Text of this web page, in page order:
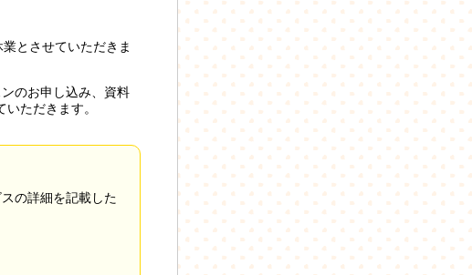
とさせていただきま
のお申し込み、資料
ただきます。
の詳細を記載した